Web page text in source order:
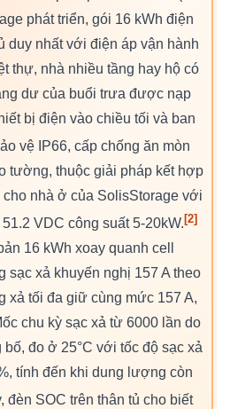
phát triển, gói 16 kWh điện
duy nhất với điện áp vận hành
thự, nhà nhiều tầng hay hộ có
dư của buổi trưa được nạp
bị điện vào chiều tối và ban
vệ IP66, cấp chống ăn mòn
tường, thuộc giải pháp kết hợp
nhà ở của SolisStorage với
VDC công suất 5-20kW. [2]
16 kWh xoay quanh cell
sạc xả khuyến nghị 157 A theo
xả tối đa giữ cùng mức 157 A,
chu kỳ sạc xả từ 6000 lần do
đo ở 25°C với tốc độ sạc xả
tính đến khi dung lượng còn
đèn SOC trên thân tủ cho biết